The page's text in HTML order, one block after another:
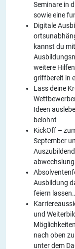
Seminare in
sowie eine
Digitale
kannst du
weitere
griffbereit in
Lass deine
Ideen
belohnt
KickOff –
September
Ausbildung
feiern
und
nach oben
unter dem